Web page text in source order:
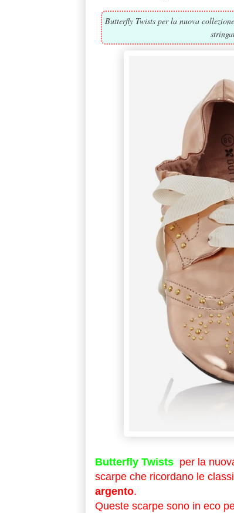
Butterfly Twists per la nuova
Butterfly Twists per la
scarpe che ricordano le
argento.
Queste scarpe sono in eco